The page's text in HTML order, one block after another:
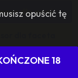
opuścić tę
18
dla pani
towarzyskie